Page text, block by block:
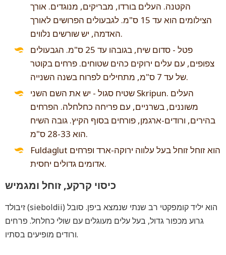
הקטנה. העלים בורדו, מבריקים, מנוגדים. אורך
הצילומים הוא עד 15 ס"מ. לגבעולים הפרושים לאורך
האדמה, יש שורשים נלווים.
פטל - סדום שיח, בגובהו עד 25 ס"מ. הגבעולים
צפופים, עם עלים ירוקים כהים שטוחים. פרחים בקוטר
של עד 7 ס"מ, מתחילים לפרוח בשנה השנייה.
שטיח סגול - יש את השם השני Skripun. העלים
משוננים, בשרניים, עם פריחה כחלחלה. הפרחים
בהירים, ורודים-ארגמן, פורחים בסוף הקיץ. גובה השיח
הוא 28-33 ס"מ.
Fuldaglut הוא זוחל זוחל בעל עלווה ירוקה-ארד ופרחים
אדומים גדולים יחסית.
כיסוי קרקע, זוחל ומגמיש
זיבולד (sieboldii) הוא יליד קומפקטי רב שנתי שנמצא ביפן. סובל
גרוע מכפור גדול, בעל עלים מעוגלים עם שולי כחלחל. פרחים
ורודים מופיעים בסתיו.